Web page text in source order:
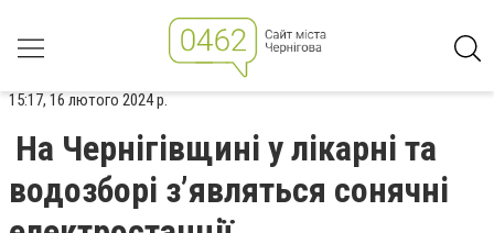
15:17, 16 лютого 2024 р.
На Чернігівщині у лікарні та
водозборі з’являться сонячні